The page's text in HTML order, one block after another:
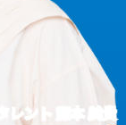
タレント 藤本 美貴